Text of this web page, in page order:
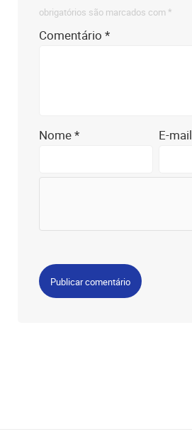
obrigatórios são marcados com *
Comentário*
Nome* E-mail